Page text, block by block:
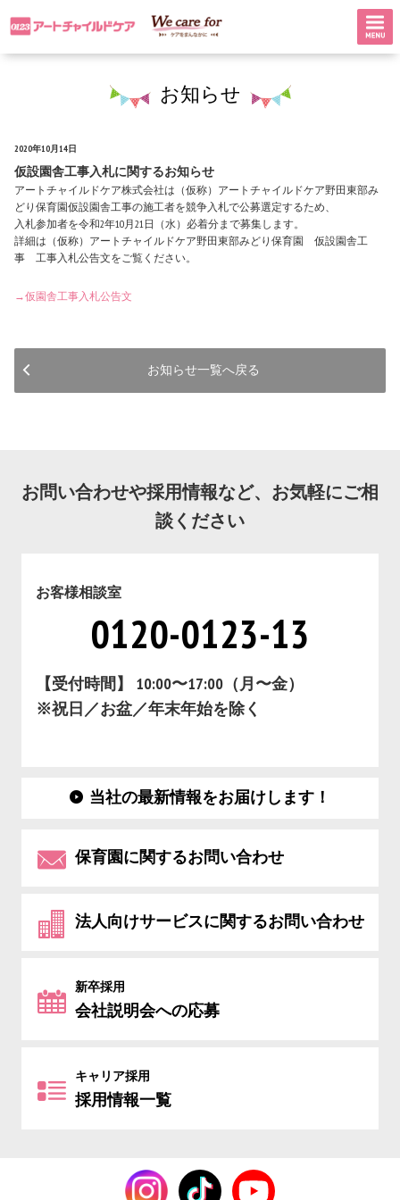
お知らせ
2020年10月14日
仮設園舎工事入札に関するお知らせ
アートチャイルドケア株式会社は（仮称）アートチャイルドケア野田東部み
どり保育園仮設園舎工事の施工者を競争入札で公募選定するため、
入札参加者を令和2年10月21日（水）必着分まで募集します。
詳細は（仮称）アートチャイルドケア野田東部みどり保育園 仮設園舎工
事 工事入札公告文をご覧ください。
→仮園舎工事入札公告文
お知らせ一覧へ戻る
お問い合わせや採用情報など、お気軽にご相
談ください
お客様相談室
0120-0123-13
【受付時間】 10:00〜17:00（月〜金）
※祝日／お盆／年末年始を除く
当社の最新情報をお届けします！
保育園に関するお問い合わせ
法人向けサービスに関するお問い合わせ
新卒採用
会社説明会への応募
キャリア採用
採用情報一覧